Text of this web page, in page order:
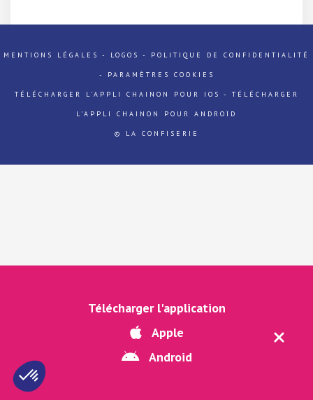
Télécharger l'application
Apple
Android
MENTIONS LÉGALES - LOGOS - POLITIQUE DE CONFIDENTIALITÉ
- PARAMÈTRES COOKIES
TÉLÉCHARGER L'APPLI CHAINON POUR IOS - TÉLÉCHARGER
L'APPLI CHAINON POUR ANDROÏD
© LA CONFISERIE